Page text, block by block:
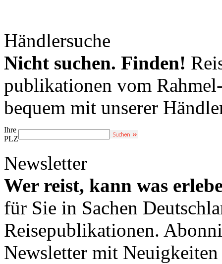
Händlersuche
Nicht suchen. Finden!
publikationen vom
bequem mit unserer
Ihre
PLZ
Newsletter
Wer reist, kann was
für Sie in Sachen
Reisepublikationen.
Newsletter mit